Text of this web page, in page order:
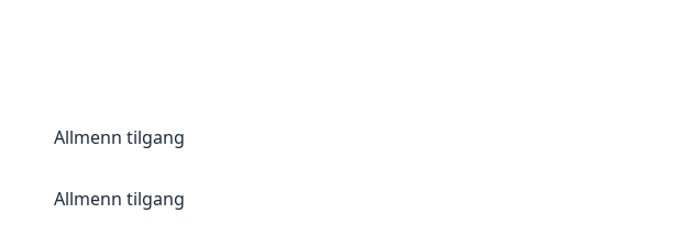
Allmenn tilgang
Allmenn tilgang